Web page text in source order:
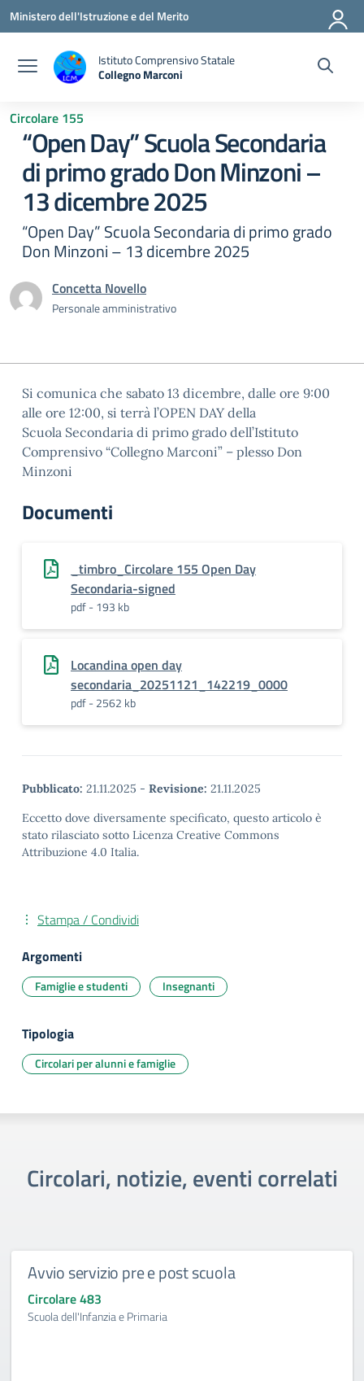
Vai ai contenuti
Vai al menu di navigazione
Vai al footer
Ministero dell'Istruzione e del Merito
Istituto Comprensivo Statale
Collegno Marconi
Circolare 155
“Open Day” Scuola Secondaria
di primo grado Don Minzoni –
13 dicembre 2025
“Open Day” Scuola Secondaria di primo grado
Don Minzoni – 13 dicembre 2025
Concetta Novello
Personale amministrativo
Si comunica che sabato 13 dicembre, dalle ore 9:00
alle ore 12:00, si terrà l’OPEN DAY della
Scuola Secondaria di primo grado dell’Istituto
Comprensivo “Collegno Marconi” – plesso Don
Minzoni
Documenti
_timbro_Circolare 155 Open Day
Secondaria-signed
pdf - 193 kb
Locandina open day
secondaria_20251121_142219_0000
pdf - 2562 kb
Pubblicato: 21.11.2025 - Revisione: 21.11.2025
Eccetto dove diversamente specificato, questo articolo è
stato rilasciato sotto Licenza Creative Commons
Attribuzione 4.0 Italia.
Stampa / Condividi
Argomenti
Famiglie e studenti Insegnanti
Tipologia
Circolari per alunni e famiglie
Circolari, notizie, eventi correlati
Avvio servizio pre e post scuola
Circolare 483
Scuola dell'Infanzia e Primaria